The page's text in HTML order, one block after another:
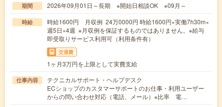
期間 2026年09月01日～長期 ※開始日相談OK ※09月～
時給
時給1600円 月収例 24万0000円 時給1600円×実働7h30m×
週5日×4週 ※月収例を保証するものではありません。※給与
即受取りサービス利用可（利用条件有）
交通費
1ヶ月3万円を上限として実費支給
仕事内容
テクニカルサポート・ヘルプデスク
ECショップのカスタマーサポートのお仕事・利用ユーザー
からの問い合わせ対応（電話、メール）※比率 電…